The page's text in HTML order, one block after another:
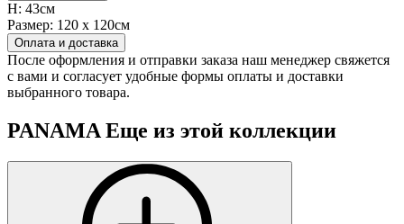
H: 43см
Размер: 120 х 120см
Оплата и доставка
После оформления и отправки заказа наш менеджер свяжется
с вами и согласует удобные формы оплаты и доставки
выбранного товара.
PANAMA Еще из этой коллекции